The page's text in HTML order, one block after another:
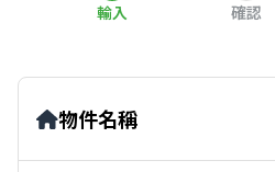
輸入 確認
物件名稱